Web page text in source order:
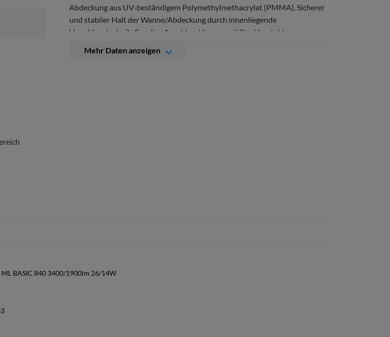
Abdeckung aus UV-beständigem Polymethylmethacrylat (PMMA). Sicherer
und stabiler Halt der Wanne/Abdeckung durch innenliegende
Verschlusstechnik. 3-polige Anschlussklemme mit Steckkontakt,
Innenbereichen und überdachten Außenbereich.
Mehr Daten anzeigen
ML BASIC 840 3400/1900lm 26/14W